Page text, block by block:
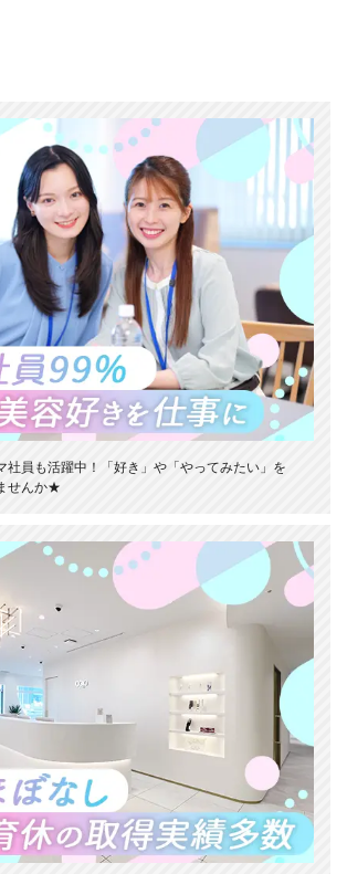
社員も活躍中！「好き」や「やってみたい」を
せんか★